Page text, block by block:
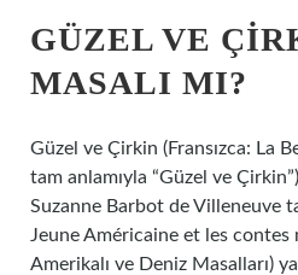
GÜZEL VE
MASALI MI?
Güzel ve Çirkin (Fransızca: La
tam anlamıyla “Güzel ve
Suzanne Barbot de Villeneuve
Jeune Américaine et les contes
Amerikalı ve Deniz Masalları)